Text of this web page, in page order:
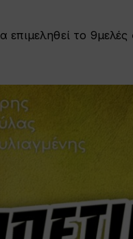
επιμεληθεί το 9μελές